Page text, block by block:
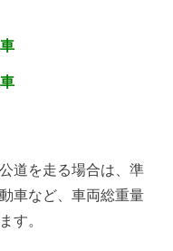
道を走る場合は、準
車など、車両総重量
す。